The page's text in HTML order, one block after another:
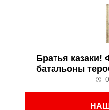
Братья казаки!
батальоны